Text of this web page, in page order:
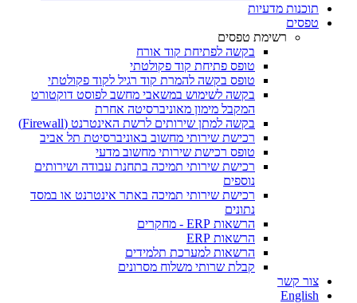
תוכנות מדעיות
טפסים
רשימת טפסים
בקשה לפתיחת קוד אורח
טופס פתיחת קוד פקולטתי
טופס בקשה להמרת קוד רגיל לקוד פקולטתי
בקשה לשימוש במשאבי מחשב לפוסט דוקטורט
המקבל מימון מאוניברסיטה אחרת
בקשה למתן שירותים לרשת האינטרנט (Firewall)
רכישת שירותי מחשוב באוניברסיטת תל אביב
טופס רכישת שירותי מחשוב מדעי
רכישת שירותי תמיכה בתחנת עבודה ושירותים
נוספים
רכישת שירותי תמיכה באתר אינטרנט או במסד
נתונים
הרשאות ERP - מחקרים
הרשאות ERP
הרשאות למערכת תלמידים
קבלת שרותי משלוח מסרונים
צור קשר
English